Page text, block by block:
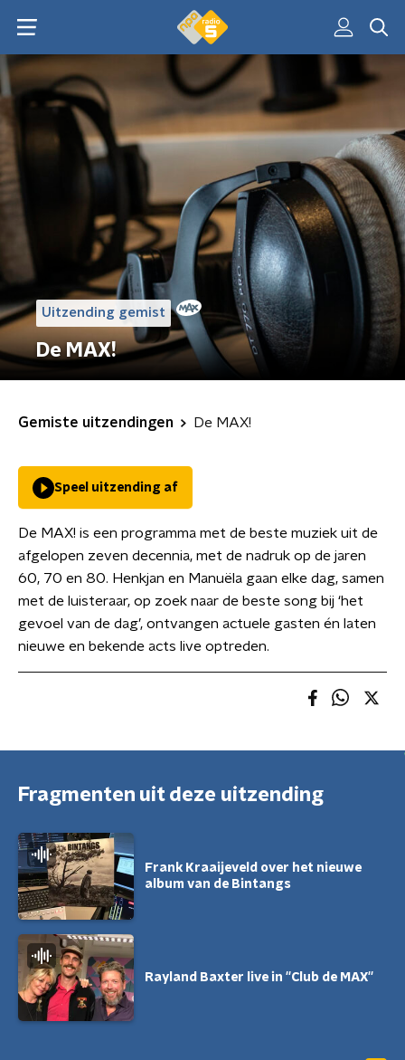
Uitzending gemist
De MAX!
Gemiste uitzendingen De MAX!
Speel uitzending af
De MAX! is een programma met de beste muziek uit de
afgelopen zeven decennia, met de nadruk op de jaren
60, 70 en 80. Henkjan en Manuëla gaan elke dag, samen
met de luisteraar, op zoek naar de beste song bij ‘het
gevoel van de dag’, ontvangen actuele gasten én laten
nieuwe en bekende acts live optreden.
Fragmenten uit deze uitzending
Frank Kraaijeveld over het nieuwe
album van de Bintangs
Rayland Baxter live in ''Club de MAX''